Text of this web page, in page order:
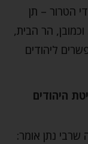
– תן
הר הבית,
ליהודים
היהודים
נתן אומר: